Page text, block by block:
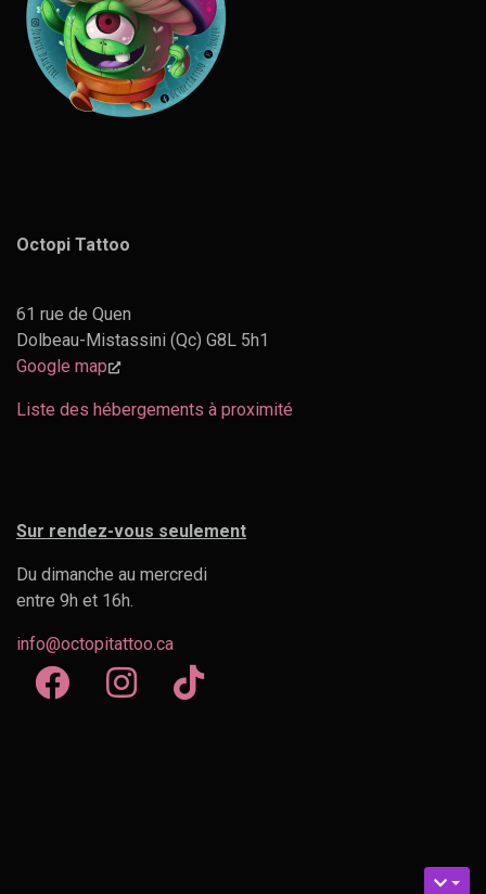
Octopi Tattoo
61 rue de Quen
Dolbeau-Mistassini (Qc) G8L 5h1
Google map
Liste des hébergements à proximité
Sur rendez-vous seulement
Du dimanche au mercredi
entre 9h et 16h.
info@octopitattoo.ca